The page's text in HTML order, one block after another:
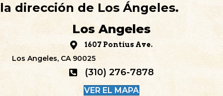
la dirección de Los Ángeles.
Los Angeles
1607 Pontius Ave.
Los Angeles, CA 90025
(310) 276-7878
VER EL MAPA